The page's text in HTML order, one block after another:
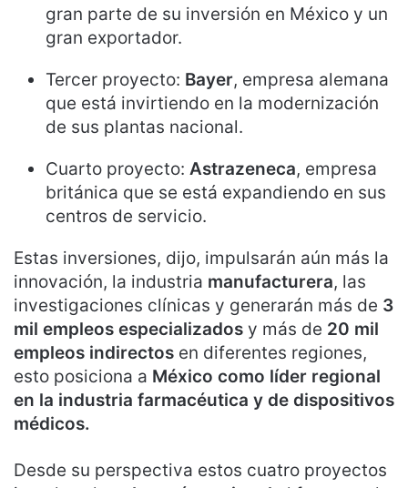
gran parte de su inversión en México y un
gran exportador.
Tercer proyecto: Bayer, empresa alemana
que está invirtiendo en la modernización
de sus plantas nacional.
Cuarto proyecto: Astrazeneca, empresa
británica que se está expandiendo en sus
centros de servicio.
Estas inversiones, dijo, impulsarán aún más la
innovación, la industria manufacturera, las
investigaciones clínicas y generarán más de 3
mil empleos especializados y más de 20 mil
empleos indirectos en diferentes regiones,
esto posiciona a México como líder regional
en la industria farmacéutica y de dispositivos
médicos.
Desde su perspectiva estos cuatro proyectos